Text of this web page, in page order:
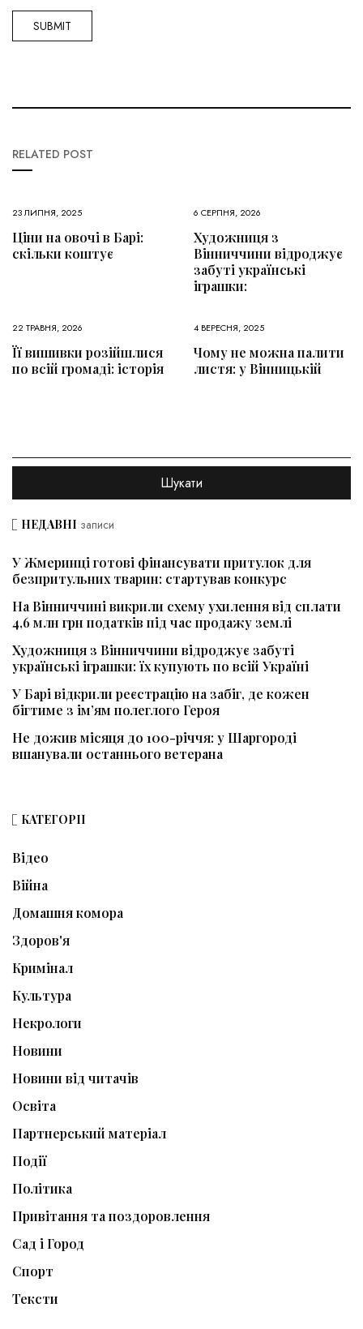
RELATED POST
23 ЛИПНЯ, 2025
Ціни на овочі в Барі:
скільки коштує
6 СЕРПНЯ, 2026
Художниця з
Вінниччини відроджує
забуті українські
іграшки:
22 ТРАВНЯ, 2026
Її вишивки розійшлися
по всій громаді: історія
4 ВЕРЕСНЯ, 2025
Чому не можна палити
листя: у Вінницькій
НЕДАВНІ записи
У Жмеринці готові фінансувати притулок для
безпритульних тварин: стартував конкурс
На Вінниччині викрили схему ухилення від сплати
4,6 млн грн податків під час продажу землі
Художниця з Вінниччини відроджує забуті
українські іграшки: їх купують по всій Україні
У Барі відкрили реєстрацію на забіг, де кожен
бігтиме з ім’ям полеглого Героя
Не дожив місяця до 100-річчя: у Шаргороді
вшанували останнього ветерана
КАТЕГОРІЇ
Відео
Війна
Домашня комора
Здоров'я
Кримінал
Культура
Некрологи
Новини
Новини від читачів
Освіта
Партнерський матеріал
Події
Політика
Привітання та поздоровлення
Сад і Город
Спорт
Тексти